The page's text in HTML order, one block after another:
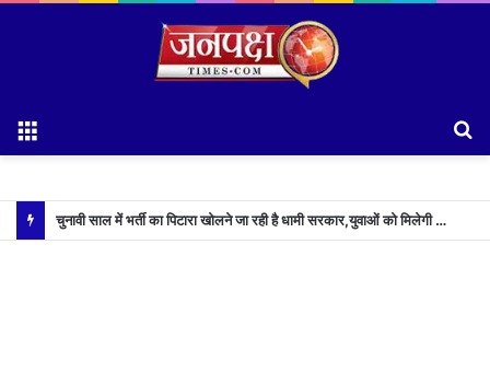
चुनावी साल में भर्ती का पिटारा खोलने जा रही है धामी सरकार,युवाओं को मिलेगी 34 हजार रिकॉर्ड भर्तियों की सौगात